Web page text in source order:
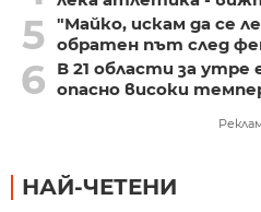
5 "Майко, искам да се
обратен път след
6
В 21 области за утре
опасно високи
НАЙ-ЧЕТЕНИ